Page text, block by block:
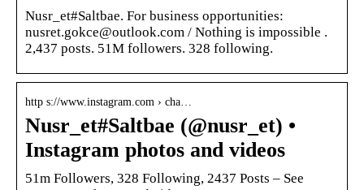
Nusr_et#Saltbae. For business opportunities:
nusret.gokce@outlook.com / Nothing is impossible .
2,437 posts. 51M followers. 328 following.
http s://www.instagram.com › cha…
Nusr_et#Saltbae (@nusr_et) •
Instagram photos and videos
51m Followers, 328 Following, 2437 Posts – See